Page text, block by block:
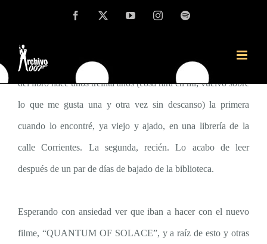
contenido
Facebook YouTubeInstagramSpotify
Leí Casino Royale solo un par de veces desde que me hice
del libro hace unos treinta años (cosa rara en mí; vuelvo sobre
lo que me gusta una y otra vez sin descanso) la primera
cuando lo encontré, ya viejo y ajado, en una librería de la
calle Corrientes. La segunda, recién. Lo acabo de leer
después de un par de días de bajado de la biblioteca.
Esperando con ansiedad ver que iban a hacer con el nuevo
filme, “QUANTUM OF SOLACE”, y a raíz de esto y otras